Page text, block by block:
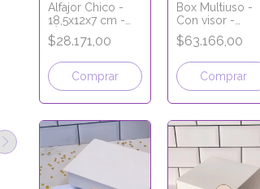
Alfajor Chico -
18,5x12x7 cm -
LÍNEA PREMIUM
$28.171,00
Comprar
Box Multiuso -
Con visor -
26x17x9 cm -
LÍNEA PREMIUM
$63.166,00
Comprar